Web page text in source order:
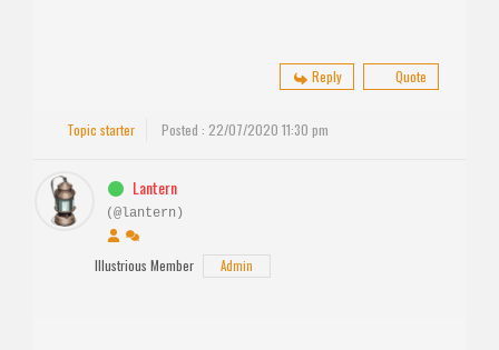
Reply Quote
Topic starter Posted : 22/07/2020 11:30 pm
Lantern
(@lantern)
Illustrious Member Admin